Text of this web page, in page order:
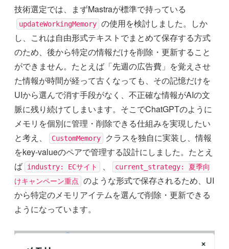
技術選定では、まずMastraが標準で持っている
updateWorkingMemory の使用を検討しました。しか
し、これは自由形式テキストでまとめて保存する方式
のため、後から特定の情報だけを削除・更新すること
ができません。たとえば「先週の広告費」を覚えさせ
た情報が時間が経って古くなっても、その記憶だけを
UIから選んで消す手段がなく、不正確な情報がAIの文
脈に残り続けてしまいます。そこでChatGPTのように
メモリを個別に管理・削除できる仕組みを実現したい
と考え、
CustomMemory
クラスを独自に実装し、情報
をkey-valueのペアで管理する設計にしました。たとえ
ば
industry: ECサイト 、
current_strategy: 夏季向
けキャンペーン重点
のような形式で保存されるため、UI
から特定のメモリアイテムを選んで削除・更新できる
ようになっています。